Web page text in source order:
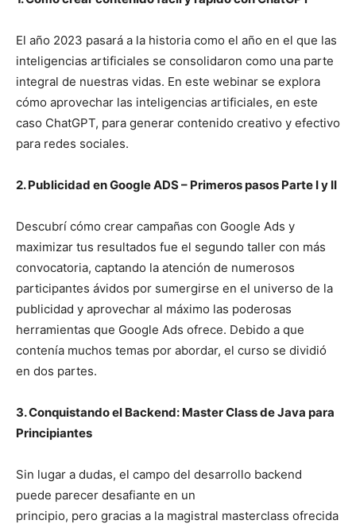
El año 2023 pasará a la historia como el año en el que las
inteligencias artificiales se consolidaron como una parte
integral de nuestras vidas. En este webinar se explora
cómo aprovechar las inteligencias artificiales, en este
caso ChatGPT, para generar contenido creativo y efectivo
para redes sociales.
2. Publicidad en Google ADS – Primeros pasos Parte I y II
Descubrí cómo crear campañas con Google Ads y
maximizar tus resultados fue el segundo taller con más
convocatoria, captando la atención de numerosos
participantes ávidos por sumergirse en el universo de la
publicidad y aprovechar al máximo las poderosas
herramientas que Google Ads ofrece. Debido a que
contenía muchos temas por abordar, el curso se dividió
en dos partes.
3. Conquistando el Backend: Master Class de Java para
Principiantes
Sin lugar a dudas, el campo del desarrollo backend
puede parecer desafiante en un
principio, pero gracias a la magistral masterclass ofrecida